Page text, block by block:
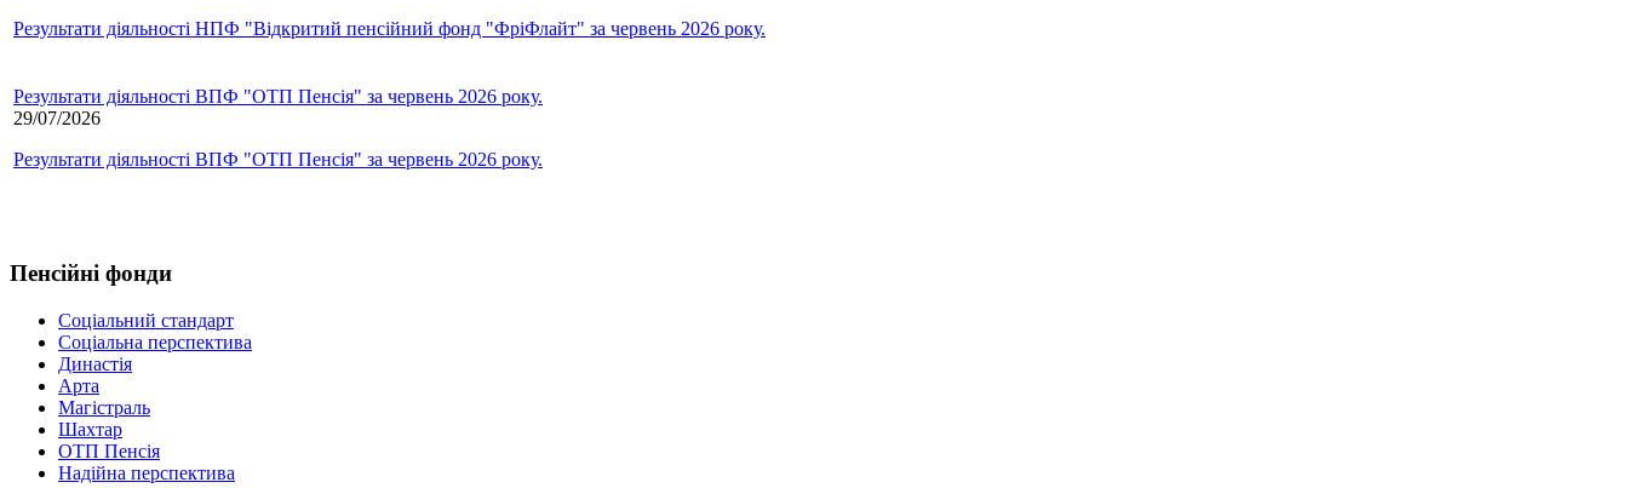
Результати діяльності НПФ "Відкритий пенсійний фонд "ФріФлайт" за червень 2026 року.
Результати діяльності ВПФ "ОТП Пенсія" за червень 2026 року.
29/07/2026
Результати діяльності ВПФ "ОТП Пенсія" за червень 2026 року.
Пенсійні фонди
Соціальний стандарт
Соціальна перспектива
Династія
Арта
Магістраль
Шахтар
ОТП Пенсія
Надійна перспектива